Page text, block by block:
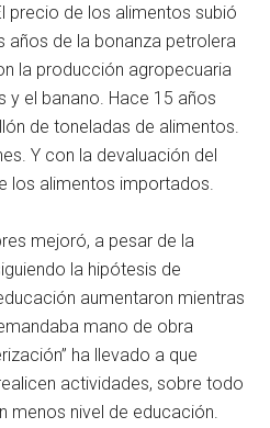
precio de los alimentos subió
años de la bonanza petrolera
la producción agropecuaria
y el banano. Hace 15 años
de toneladas de alimentos.
Y con la devaluación del
los alimentos importados.
mejoró, a pesar de la
la hipótesis de
aumentaron mientras
mano de obra
ha llevado a que
actividades, sobre todo
menos nivel de educación.